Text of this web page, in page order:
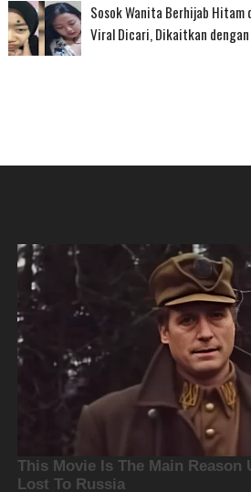
Sosok Wanita Berhijab Hitam
Viral Dicari, Dikaitkan